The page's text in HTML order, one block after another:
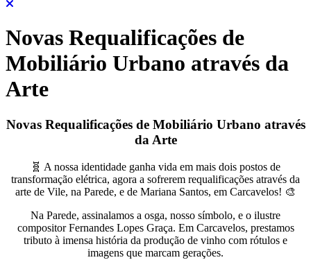
Novas Requalificações de
Mobiliário Urbano através da
Arte
Novas Requalificações de Mobiliário Urbano através
da Arte
🧬 A nossa identidade ganha vida em mais dois postos de
transformação elétrica, agora a sofrerem requalificações através da
arte de Vile, na Parede, e de Mariana Santos, em Carcavelos! 🎨
Na Parede, assinalamos a osga, nosso símbolo, e o ilustre
compositor Fernandes Lopes Graça. Em Carcavelos, prestamos
tributo à imensa história da produção de vinho com rótulos e
imagens que marcam gerações.